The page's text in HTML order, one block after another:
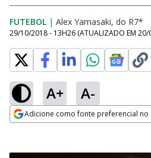
FUTEBOL | Alex Yamasaki, do R7*
29/10/2018 - 13H26 (ATUALIZADO EM 20/
A+ A-
Adicione como fonte preferencial no